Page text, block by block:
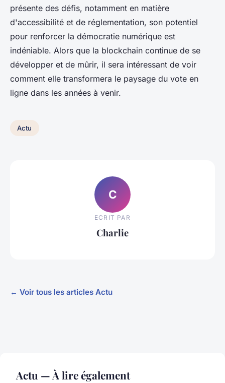
présente des défis, notamment en matière
d'accessibilité et de réglementation, son potentiel
pour renforcer la démocratie numérique est
indéniable. Alors que la blockchain continue de se
développer et de mûrir, il sera intéressant de voir
comment elle transformera le paysage du vote en
ligne dans les années à venir.
Actu
C
ECRIT PAR
Charlie
← Voir tous les articles Actu
Actu — À lire également